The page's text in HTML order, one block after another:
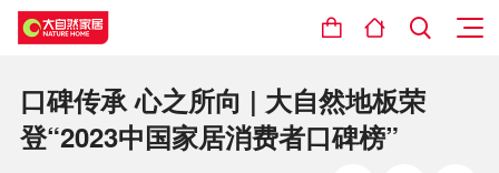
口碑传承 心之所向 | 大自然地板荣
登“2023中国家居消费者口碑榜”